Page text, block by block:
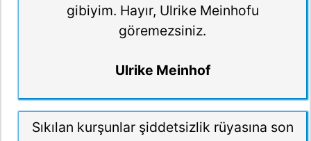
gibiyim. Hayır, Ulrike Meinhofu
göremezsiniz.
Ulrike Meinhof
Sıkılan kurşunlar şiddetsizlik rüyasına son